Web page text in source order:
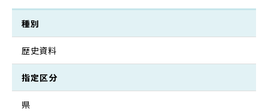
種別
歴史資料
指定区分
県